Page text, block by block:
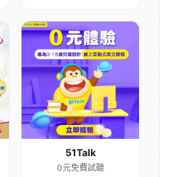
51Talk
0元免費試聽